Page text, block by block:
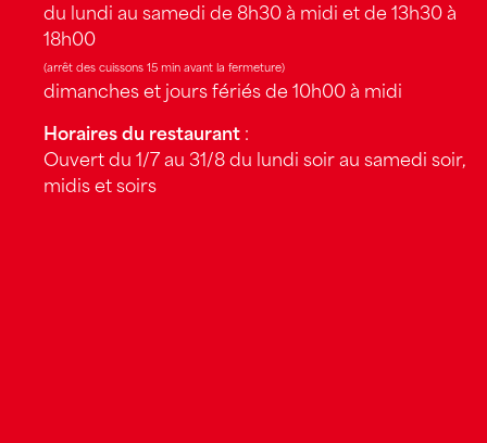
du lundi au samedi de 8h30 à midi et de 13h30 à
18h00
(arrêt des cuissons 15 min avant la fermeture)
dimanches et jours fériés de 10h00 à midi
Horaires du restaurant :
Ouvert du 1/7 au 31/8 du lundi soir au samedi soir,
midis et soirs